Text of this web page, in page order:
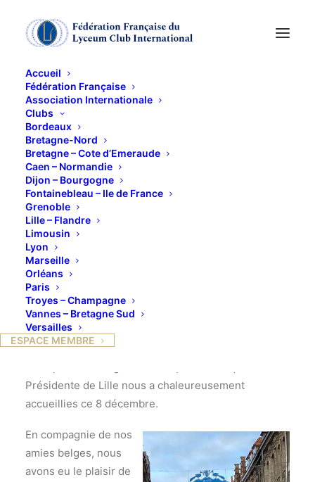
Accueil
Fédération Française
Association Internationale
Clubs
Bordeaux
Bretagne-Nord
Bretagne – Cote d’Emeraude
Caen – Normandie
Dijon – Bourgogne
Fontainebleau – Ile de France
Grenoble
Lille – Flandre
Limousin
Lyon
Marseille
Orléans
Paris
Troyes – Champagne
Vannes – Bretagne Sud
Versailles
ESPACE MEMBRE
Visite Lille
3 FÉVRIER 2022
Compte rendu journée Lille du 8 décembre 2021
Présidente de Lille nous a chaleureusement
accueillies ce 8 décembre.
En compagnie de nos
amies belges, nous
avons eu le plaisir de